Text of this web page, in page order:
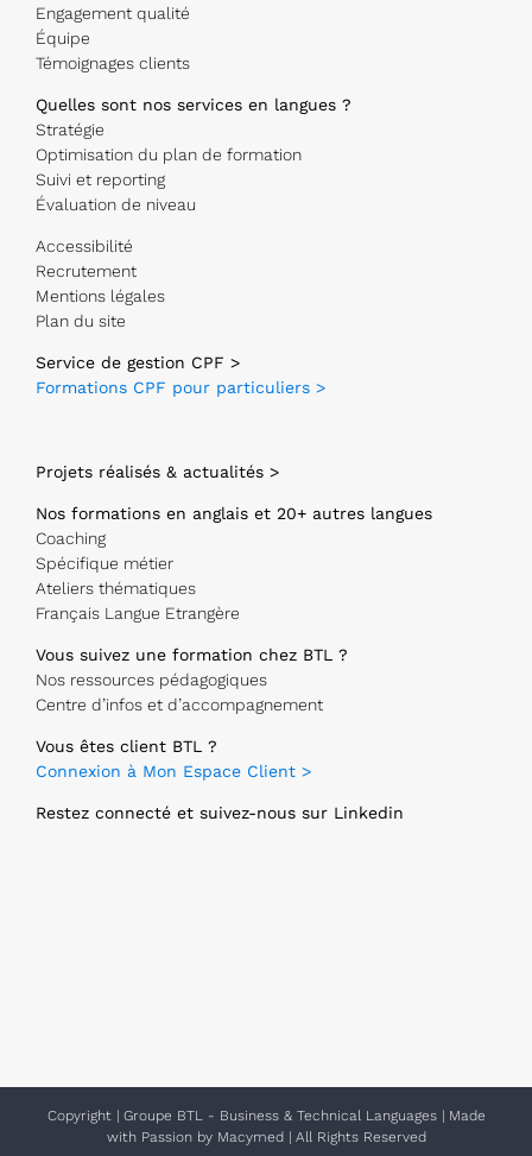
Engagement qualité
Équipe
Témoignages clients
Quelles sont nos services en langues ?
Stratégie
Optimisation du plan de formation
Suivi et reporting
Évaluation de niveau
Accessibilité
Recrutement
Mentions légales
Plan du site
Service de gestion CPF >
Formations CPF pour particuliers >
Projets réalisés & actualités >
Nos formations en anglais et 20+ autres langues
Coaching
Spécifique métier
Ateliers thématiques
Français Langue Etrangère
Vous suivez une formation chez BTL ?
Nos ressources pédagogiques
Centre d’infos et d’accompagnement
Vous êtes client BTL ?
Connexion à Mon Espace Client >
Restez connecté et suivez-nous sur Linkedin
Copyright | Groupe BTL - Business & Technical Languages | Made
with Passion by Macymed | All Rights Reserved